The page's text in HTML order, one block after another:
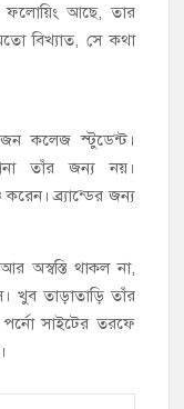
হোটেলকে ৪৫ হাজার
আটক
দিবস পালন
ফলোয়িং আছে, তার
বিখ্যাত, সে কথা
কলেজ স্টুডেন্ট।
তাঁর জন্য নয়।
করেন। ব্র্যান্ডের জন্য
থাকল না,
খুব তাড়াতাড়ি তাঁর
সাইটের তরফে